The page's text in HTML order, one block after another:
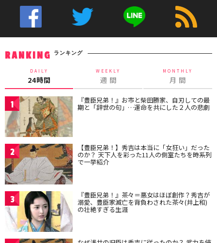
RANKING ランキング
DAILY
24時間
WEEKLY
週 間
MONTHLY
月 間
1 『豊臣兄弟！』お市と柴田勝家、自刃しての最
期と「辞世の句」…運命を共にした２人の悲劇
2 【豊臣兄弟！】秀吉は本当に「女狂い」だった
のか？ 天下人を彩った11人の側室たちを時系列
で一挙紹介
3 『豊臣兄弟！』茶々＝悪女はほぼ創作？秀吉が
溺愛、豊臣家滅亡を背負わされた茶々(井上和)
の壮絶すぎる生涯